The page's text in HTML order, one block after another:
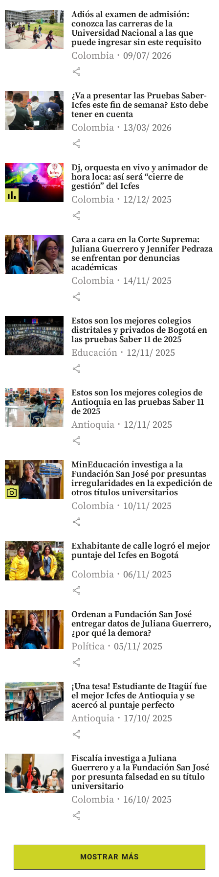
Adiós al examen de admisión:
conozca las carreras de la
Universidad Nacional a las que
puede ingresar sin este requisito
Colombia 09/07/ 2026
share
¿Va a presentar las Pruebas Saber-
Icfes este fin de semana? Esto debe
tener en cuenta
Colombia 13/03/ 2026
share
Dj, orquesta en vivo y animador de
hora loca: así será “cierre de
gestión” del Icfes
Colombia 12/12/ 2025
share
Cara a cara en la Corte Suprema:
Juliana Guerrero y Jennifer Pedraza
se enfrentan por denuncias
académicas
Colombia 14/11/ 2025
share
Estos son los mejores colegios
distritales y privados de Bogotá en
las pruebas Saber 11 de 2025
Educación 12/11/ 2025
share
Estos son los mejores colegios de
Antioquia en las pruebas Saber 11
de 2025
Antioquia 12/11/ 2025
share
MinEducación investiga a la
Fundación San José por presuntas
irregularidades en la expedición de
otros títulos universitarios
Colombia 10/11/ 2025
share
Exhabitante de calle logró el mejor
puntaje del Icfes en Bogotá
Colombia 06/11/ 2025
share
Ordenan a Fundación San José
entregar datos de Juliana Guerrero,
¿por qué la demora?
Política 05/11/ 2025
share
¡Una tesa! Estudiante de Itagüí fue
el mejor Icfes de Antioquia y se
acercó al puntaje perfecto
Antioquia 17/10/ 2025
share
Fiscalía investiga a Juliana
Guerrero y a la Fundación San José
por presunta falsedad en su título
universitario
Colombia 16/10/ 2025
share
MOSTRAR MÁS